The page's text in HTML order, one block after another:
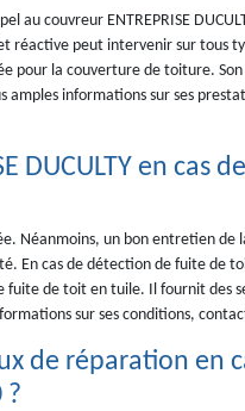
couvreur ENTREPRISE
réactive peut intervenir sur tous
pour la couverture de toiture.
informations sur ses
DUCULTY en cas
Néanmoins, un bon entretien de
cas de détection de fuite de
de toit en tuile. Il fournit des
sur ses conditions,
de réparation en
?